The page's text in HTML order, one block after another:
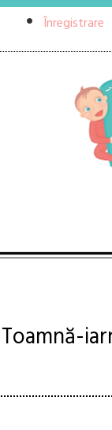
Înregistrare
Toamnă-